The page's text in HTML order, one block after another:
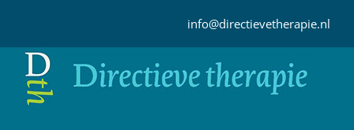
inhoud
info@directievetherapie.nl